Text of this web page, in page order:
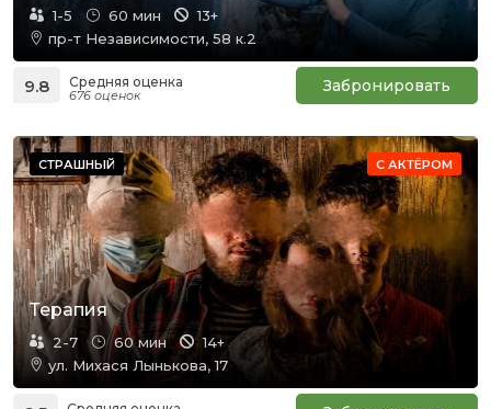
1-5 60 мин
13+
пр-т Независимости, 58 к.2
9.8 Средняя оценка
676 оценок Забронировать
С АКТЁРОМ
СТРАШНЫЙ
Терапия
2-7 60 мин
14+
ул. Михася Лынькова, 17